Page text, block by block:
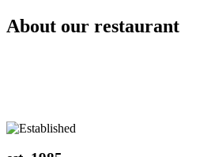
About our restaurant